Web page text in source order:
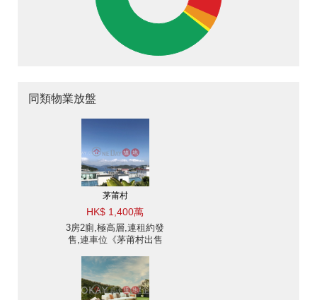
同類物業放盤
茅莆村
HK$ 1,400萬
3房2廁,極高層,連租約發
售,連車位《茅莆村出售